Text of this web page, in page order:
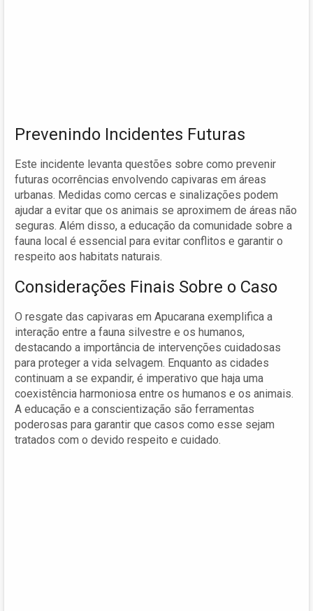
Prevenindo Incidentes Futuras
Este incidente levanta questões sobre como prevenir
futuras ocorrências envolvendo capivaras em áreas
urbanas. Medidas como cercas e sinalizações podem
ajudar a evitar que os animais se aproximem de áreas não
seguras. Além disso, a educação da comunidade sobre a
fauna local é essencial para evitar conflitos e garantir o
respeito aos habitats naturais.
Considerações Finais Sobre o Caso
O resgate das capivaras em Apucarana exemplifica a
interação entre a fauna silvestre e os humanos,
destacando a importância de intervenções cuidadosas
para proteger a vida selvagem. Enquanto as cidades
continuam a se expandir, é imperativo que haja uma
coexistência harmoniosa entre os humanos e os animais.
A educação e a conscientização são ferramentas
poderosas para garantir que casos como esse sejam
tratados com o devido respeito e cuidado.